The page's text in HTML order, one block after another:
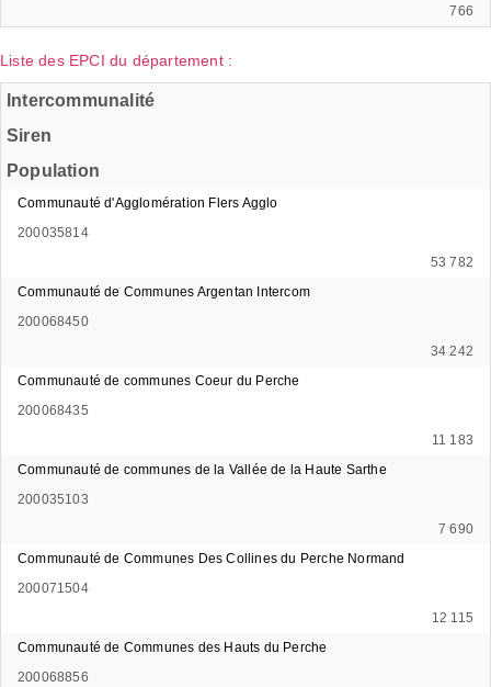
766
Liste des EPCI du département :
Intercommunalité
Siren
Population
Communauté d'Agglomération Flers Agglo
200035814
53 782
Communauté de Communes Argentan Intercom
200068450
34 242
Communauté de communes Coeur du Perche
200068435
11 183
Communauté de communes de la Vallée de la Haute Sarthe
200035103
7 690
Communauté de Communes Des Collines du Perche Normand
200071504
12 115
Communauté de Communes des Hauts du Perche
200068856